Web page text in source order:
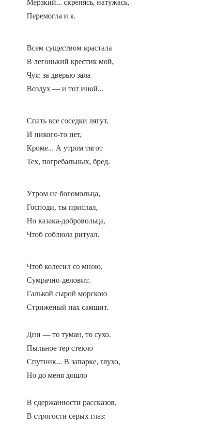
Мерзкий... скрепясь, натужась,
Перемогла и я.
Всем существом врастала
В легонький крестик мой,
Чуя: за дверью зала
Воздух — и тот иной...
Спать все соседки лягут,
И никого-то нет,
Кроме... А утром тягот
Тех, погребальных, бред.
Утром не богомольца,
Господи, ты прислал,
Но казака-добровольца,
Чтоб соблюла ритуал.
Чтоб колесил со мною,
Сумрачно-деловит.
Галькой сырой морскою
Стриженый пах самшит.
Дни — то туман, то сухо.
Пыльное тер стекло
Спутник... В запарке, глухо,
Но до меня дошло
В сдержанности рассказов,
В строгости серых глаз: